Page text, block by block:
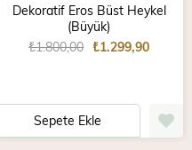
Dekoratif Eros Büst Heykel
(Büyük)
₺1.299,90
₺1.800,00
Sepete Ekle